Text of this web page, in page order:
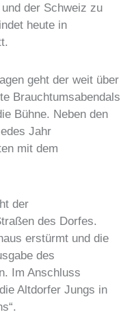
der Schweiz zu
heute in
geht der weit über
Brauchtumsabendals
Bühne. Neben den
Jahr
mit dem
der
des Dorfes.
erstürmt und die
des
Im Anschluss
Altdorfer Jungs in